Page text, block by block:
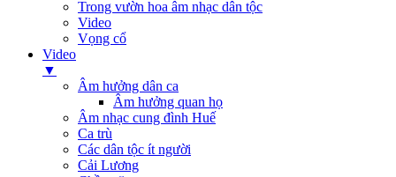
Trong vườn hoa âm nhạc dân tộc
Video
Vọng cổ
Video
▼
Âm hưởng dân ca
Âm hưởng quan họ
Âm nhạc cung đình Huế
Ca trù
Các dân tộc ít người
Cải Lương